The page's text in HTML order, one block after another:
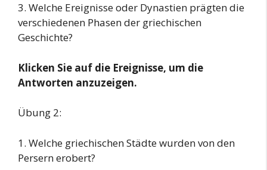
3. Welche Ereignisse oder Dynastien prägten die
verschiedenen Phasen der griechischen
Geschichte?
Klicken Sie auf die Ereignisse, um die
Antworten anzuzeigen.
Übung 2:
1. Welche griechischen Städte wurden von den
Persern erobert?